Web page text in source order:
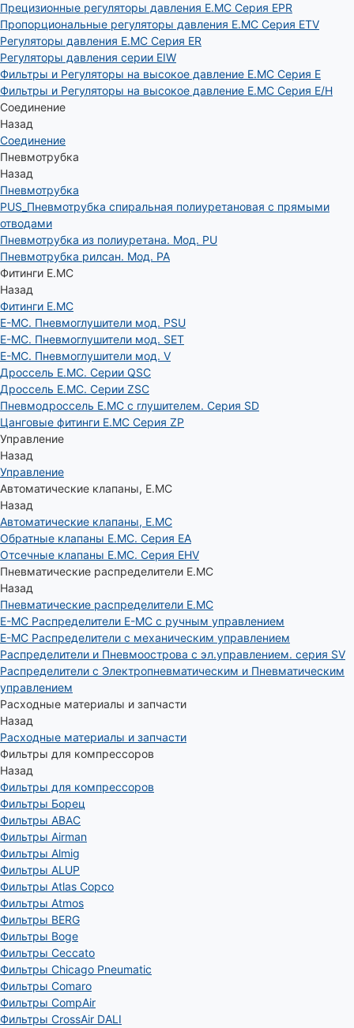
Прецизионные регуляторы давления E.MC Серия EPR
Пропорциональные регуляторы давления E.MC Серия ETV
Регуляторы давления E.MC Серия ER
Регуляторы давления серии EIW
Фильтры и Регуляторы на высокое давление E.MC Серия E
Фильтры и Регуляторы на высокое давление E.MC Серия E/H
Соединение
Назад
Соединение
Пневмотрубка
Назад
Пневмотрубка
PUS_Пневмотрубка спиральная полиуретановая с прямыми
отводами
Пневмотрубка из полиуретана. Мод. РU
Пневмотрубка рилсан. Мод. PA
Фитинги E.MC
Назад
Фитинги E.MC
E-MC. Пневмоглушители мод. PSU
E-MC. Пневмоглушители мод. SET
E-MC. Пневмоглушители мод. V
Дроссель E.MC. Серии QSC
Дроссель E.MC. Серии ZSC
Пневмодроссель E.MC с глушителем. Серия SD
Цанговые фитинги E.MC Серия ZP
Управление
Назад
Управление
Автоматические клапаны, Е.МС
Назад
Автоматические клапаны, Е.МС
Обратные клапаны E.MC. Серия EA
Отсечные клапаны E.MC. Серия EHV
Пневматические распределители E.MC
Назад
Пневматические распределители E.MC
E-MC Распределители E-MC с ручным управлением
E-MC Распределители с механическим управлением
Распределители и Пневмоострова с эл.управлением. серия SV
Распределители с Электропневматическим и Пневматическим
управлением
Расходные материалы и запчасти
Назад
Расходные материалы и запчасти
Фильтры для компрессоров
Назад
Фильтры для компрессоров
Фильтры Борец
Фильтры ABAC
Фильтры Airman
Фильтры Almig
Фильтры ALUP
Фильтры Atlas Copco
Фильтры Atmos
Фильтры BERG
Фильтры Boge
Фильтры Ceccato
Фильтры Chicago Pneumatic
Фильтры Comaro
Фильтры CompAir
Фильтры CrossAir DALI